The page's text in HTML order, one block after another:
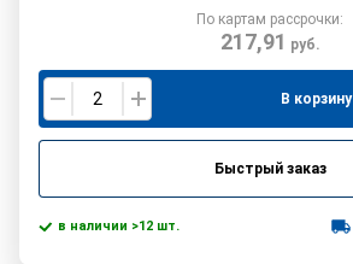
По картам рассрочки:
217,91 руб.
В корзину
Быстрый заказ
в наличии >12 шт.